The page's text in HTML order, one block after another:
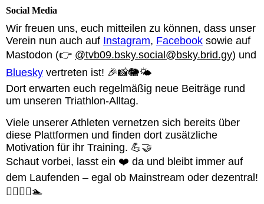
Social Media
Wir freuen uns, euch mitteilen zu können, dass unser
Verein nun auch auf Instagram, Facebook sowie auf
Mastodon (👉 @tvb09.bsky.social@bsky.brid.gy) und
Bluesky vertreten ist! 🎉📸🐘🌤️
Dort erwarten euch regelmäßig neue Beiträge rund
um unseren Triathlon-Alltag.
Viele unserer Athleten vernetzen sich bereits über
diese Plattformen und finden dort zusätzliche
Motivation für ihr Training. 💪🤝
Schaut vorbei, lasst ein ❤️ da und bleibt immer auf
dem Laufenden – egal ob Mainstream oder dezentral!
🚴‍♂️🏃‍♀️🏊